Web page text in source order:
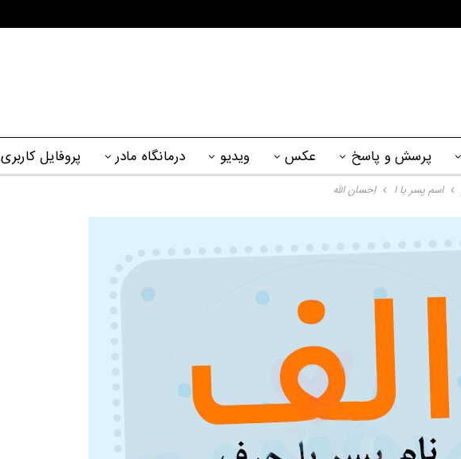
پرسش و پاسخ عکس ویدیو درمانگاه مادر پروفایل کاربری
اسم پسر با ا اِحسان الله